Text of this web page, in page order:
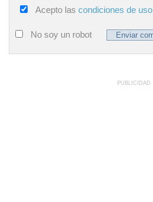
Acepto las condiciones de uso
No soy un robot
PUBLICIDAD